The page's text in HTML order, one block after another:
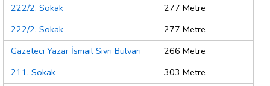
222/2. Sokak
277 Metre
222/2. Sokak
277 Metre
Gazeteci Yazar İsmail Sivri Bulvarı
266 Metre
211. Sokak
303 Metre